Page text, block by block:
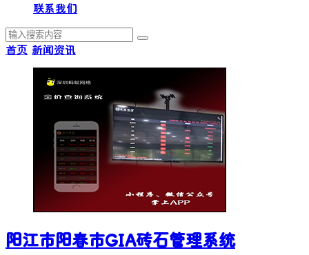
联系我们
首页 新闻资讯
阳江市阳春市GIA砖石管理系统